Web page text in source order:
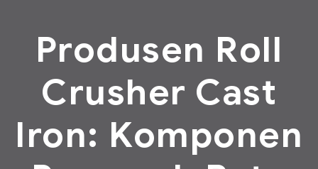
Produsen Roll
Crusher Cast
Iron: Komponen